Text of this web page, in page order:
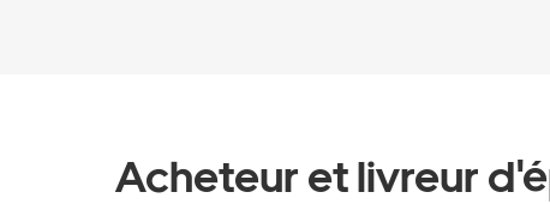
Acheteur et livreur